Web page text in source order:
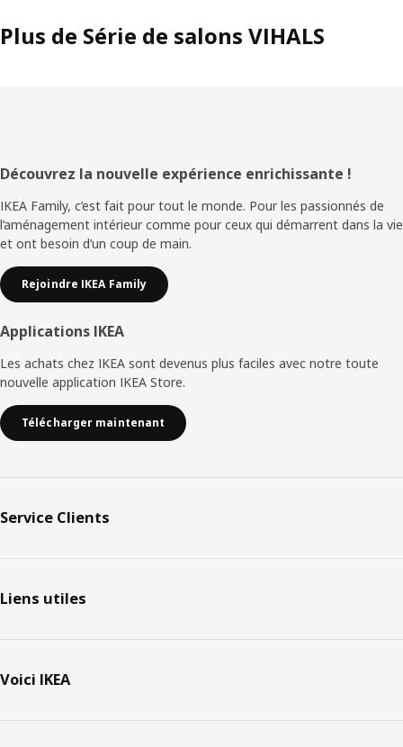
Plus de Série de salons VIHALS
Pied
de
page
Découvrez la nouvelle expérience enrichissante !
IKEA Family, c’est fait pour tout le monde. Pour les passionnés de
l’aménagement intérieur comme pour ceux qui démarrent dans la vie
et ont besoin d’un coup de main.
Rejoindre IKEA Family
Applications IKEA
Les achats chez IKEA sont devenus plus faciles avec notre toute
nouvelle application IKEA Store.
Télécharger maintenant
Service Clients
Liens utiles
Voici IKEA